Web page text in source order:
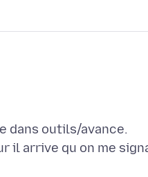
dans outils/avance.
il arrive qu on me